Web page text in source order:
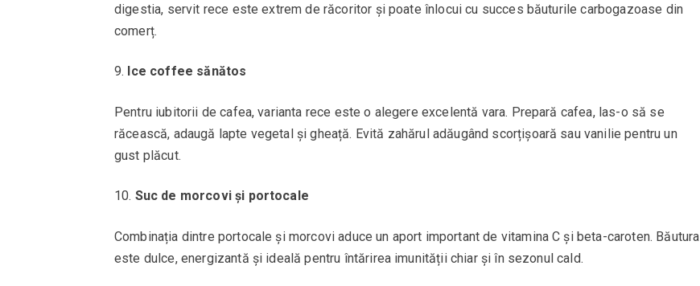
digestia, servit rece este extrem de răcoritor și poate înlocui cu succes băuturile carbogazoase din
comerț.
Ice coffee sănătos
Pentru iubitorii de cafea, varianta rece este o alegere excelentă vara. Prepară cafea, las-o să se
răcească, adaugă lapte vegetal și gheață. Evită zahărul adăugând scorțișoară sau vanilie pentru un
gust plăcut.
Suc de morcovi și portocale
Combinația dintre portocale și morcovi aduce un aport important de vitamina C și beta-caroten. Băutura
este dulce, energizantă și ideală pentru întărirea imunității chiar și în sezonul cald.